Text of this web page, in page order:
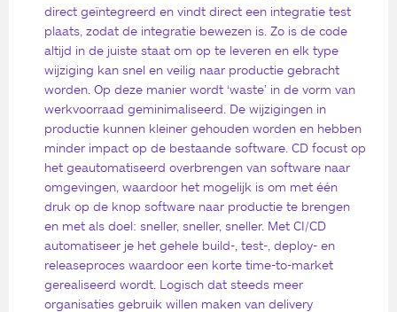
direct geïntegreerd en vindt direct een integratie test
plaats, zodat de integratie bewezen is. Zo is de code
altijd in de juiste staat om op te leveren en elk type
wijziging kan snel en veilig naar productie gebracht
worden. Op deze manier wordt ‘waste’ in de vorm van
werkvoorraad geminimaliseerd. De wijzigingen in
productie kunnen kleiner gehouden worden en hebben
minder impact op de bestaande software. CD focust op
het geautomatiseerd overbrengen van software naar
omgevingen, waardoor het mogelijk is om met één
druk op de knop software naar productie te brengen
en met als doel: sneller, sneller, sneller. Met CI/CD
automatiseer je het gehele build-, test-, deploy- en
releaseproces waardoor een korte time-to-market
gerealiseerd wordt. Logisch dat steeds meer
organisaties gebruik willen maken van delivery